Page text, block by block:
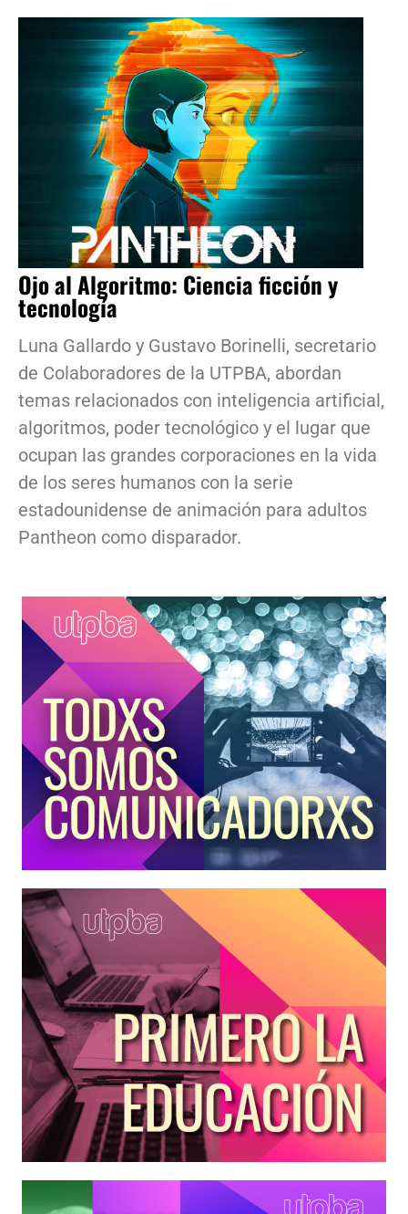
Ojo al Algoritmo: Ciencia ficción y
tecnología
Luna Gallardo y Gustavo Borinelli, secretario
de Colaboradores de la UTPBA, abordan
temas relacionados con inteligencia artificial,
algoritmos, poder tecnológico y el lugar que
ocupan las grandes corporaciones en la vida
de los seres humanos con la serie
estadounidense de animación para adultos
Pantheon como disparador.